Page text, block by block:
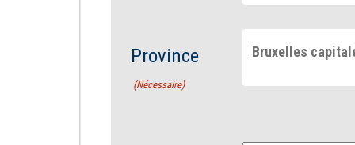
Province
(Nécessaire)
Bruxelles